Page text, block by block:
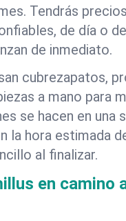
Tendrás
de día o
de inmediato.
cubrezapatos,
a mano para
se hacen en una
la hora estimada
al finalizar.
en camino